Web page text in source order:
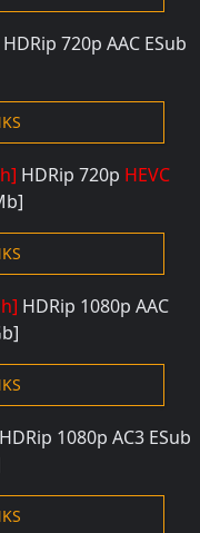
HDRip 720p AAC ESub
HDRip 720p HEVC
b]
HDRip 1080p AAC
b]
HDRip 1080p AC3 ESub